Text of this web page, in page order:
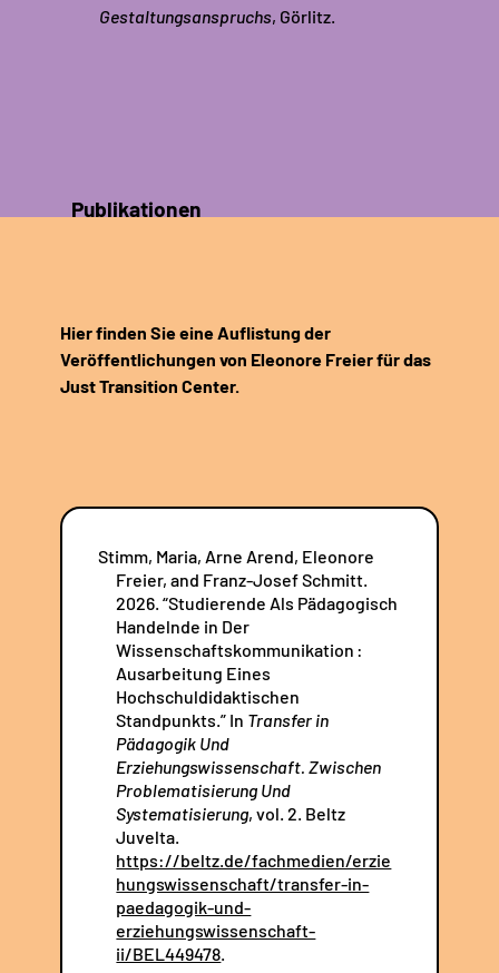
Gestaltungsanspruchs, Görlitz.
Publikationen
Hier finden Sie eine Auflistung der
Veröffentlichungen von Eleonore Freier für das
Just Transition Center.
Stimm, Maria, Arne Arend, Eleonore
Freier, and Franz-Josef Schmitt.
2026. “Studierende Als Pädagogisch
Handelnde in Der
Wissenschaftskommunikation :
Ausarbeitung Eines
Hochschuldidaktischen
Standpunkts.” In Transfer in
Pädagogik Und
Erziehungswissenschaft. Zwischen
Problematisierung Und
Systematisierung, vol. 2. Beltz
Juvelta.
https://beltz.de/fachmedien/erzie
hungswissenschaft/transfer-in-
paedagogik-und-
erziehungswissenschaft-
ii/BEL449478.